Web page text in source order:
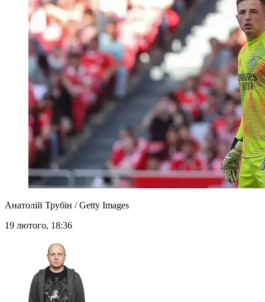
Анатолій Трубін / Getty Images
19 лютого, 18:36